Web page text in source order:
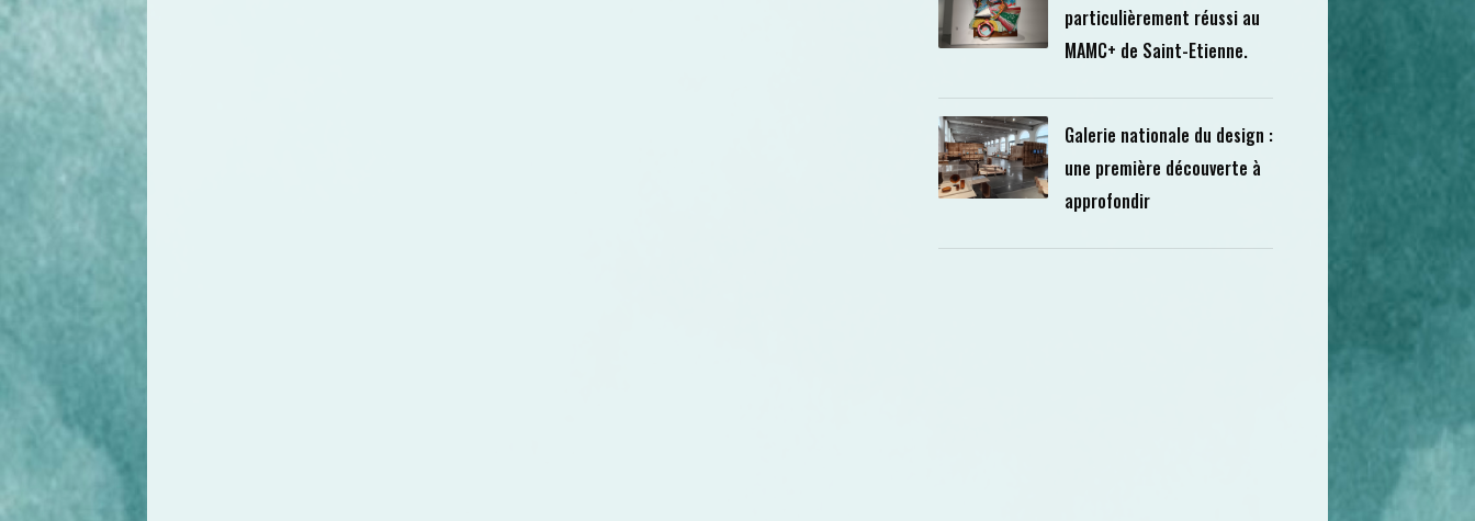
particulièrement réussi au
MAMC+ de Saint-Etienne.
Galerie nationale du design :
une première découverte à
approfondir